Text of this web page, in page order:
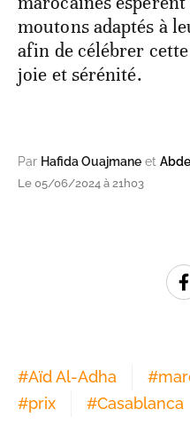
moutons adaptés à
afin de célébrer
joie et sérénité.
Par Hafida Ouajmane et
Le 05/06/2024 à 21h03
#Aïd Al-Adha #
#prix #Casablanca